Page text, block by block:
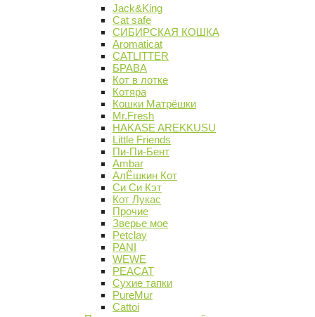
Jack&King
Cat safe
СИБИРСКАЯ КОШКА
Aromaticat
CATLITTER
БРАВА
Кот в лотке
Котяра
Кошки Матрёшки
Mr.Fresh
HAKASE AREKKUSU
Little Friends
Пи-Пи-Бент
Ambar
АлЁшкин Кот
Си Си Кэт
Кот Лукас
Прочие
Зверье мое
Petclay
PANI
WEWE
PEACAT
Сухие тапки
PureMur
Cattoi